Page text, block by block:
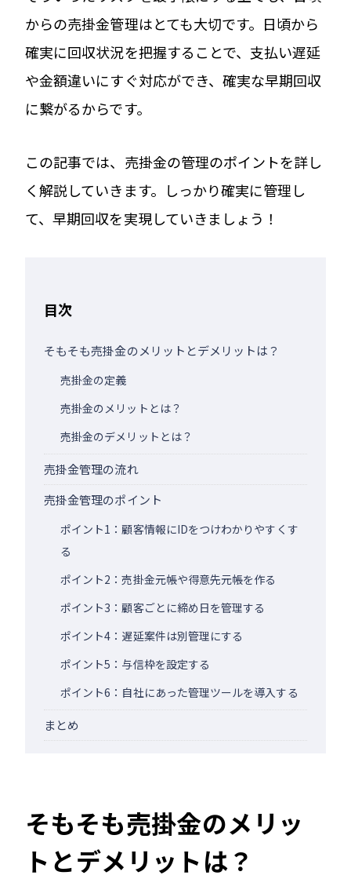
からの売掛金管理はとても大切です。日頃から
確実に回収状況を把握することで、支払い遅延
や金額違いにすぐ対応ができ、確実な早期回収
に繋がるからです。
この記事では、売掛金の管理のポイントを詳し
く解説していきます。しっかり確実に管理し
て、早期回収を実現していきましょう！
目次
そもそも売掛金のメリットとデメリットは？
売掛金の定義
売掛金のメリットとは？
売掛金のデメリットとは？
売掛金管理の流れ
売掛金管理のポイント
ポイント1：顧客情報にIDをつけわかりやすくす
る
ポイント2：売掛金元帳や得意先元帳を作る
ポイント3：顧客ごとに締め日を管理する
ポイント4：遅延案件は別管理にする
ポイント5：与信枠を設定する
ポイント6：自社にあった管理ツールを導入する
まとめ
そもそも売掛金のメリッ
トとデメリットは？